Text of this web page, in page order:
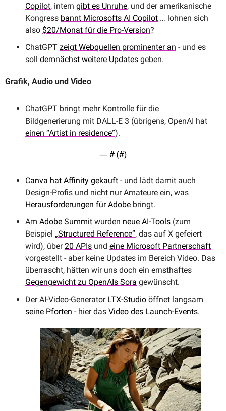
Copilot, intern gibt es Unruhe, und der amerikanische
Kongress bannt Microsofts AI Copilot … lohnen sich
also $20/Monat für die Pro-Version?
ChatGPT zeigt Webquellen prominenter an - und es
soll demnächst weitere Updates geben.
Grafik, Audio und Video
ChatGPT bringt mehr Kontrolle für die
einen “Artist in residence”).
— # (#)
Canva hat Affinity gekauft - und lädt damit auch
Herausforderungen für Adobe bringt.
Am Adobe Summit wurden neue AI-Tools (zum
Beispiel „Structured Reference”, das auf X gefeiert
wird), über 20 APIs und eine Microsoft Partnerschaft
vorgestellt - aber keine Updates im Bereich Video. Das
Gegengewicht zu OpenAIs Sora gewünscht.
Der AI-Video-Generator LTX-Studio
seine Pforten - hier das Video des Launch-Events.